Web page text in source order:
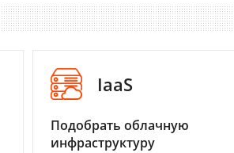
IaaS
Подобрать облачную
инфраструктуру